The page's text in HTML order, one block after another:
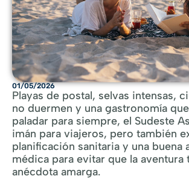
01/05/2026
Playas de postal, selvas intensas,
no duermen y una gastronomía
paladar para siempre, el Sudeste
imán para viajeros, pero también
planificación sanitaria y una buena
médica para evitar que la aventura
anécdota amarga.